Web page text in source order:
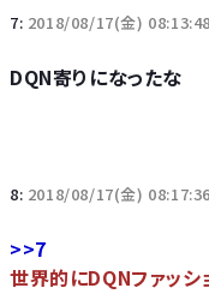
7: 2018/08/17(金)
DQN寄りになったな
8: 2018/08/17(金)
>>7
世界的にDQNファッ